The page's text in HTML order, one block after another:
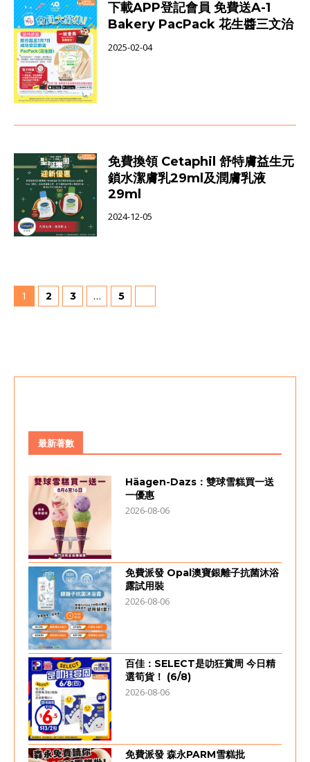
下載APP登記會員 免費送A-1
Bakery PacPack 花生醬三文治
2025-02-04
免費換領 Cetaphil 舒特膚益生元
鎖水潔膚乳29ml及潤膚乳液
29ml
2024-12-05
1 2 3 … 5
最新著數
Häagen-Dazs：雙球雪糕買一送
一優惠
2026-08-06
免費派發 Opal澳寶銀離子抗菌沐浴
露試用裝
2026-08-06
百佳：SELECT是叻狂賞周 今日精
選筍貨！ (6/8)
2026-08-06
免費派發 森永PARM雪糕批